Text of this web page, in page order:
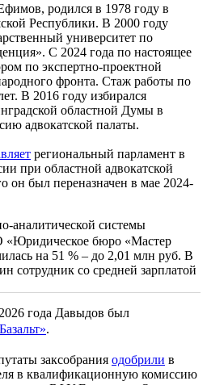
родился в 1978 году в
Республики. В 2000 году
университет по
С 2024 года по настоящее
по экспертно-проектной
фронта. Стаж работы по
В 2016 году избирался
областной Думы в
адвокатской палаты.
региональный парламент в
при областной адвокатской
он был переназначен в мае 2024-
аналитической системы
бюро «Мастер
на 51 % – до 2,01 млн руб. В
сотрудник со средней зарплатой
года Давыдов был
.
заксобрания одобрили в
в квалификационную комиссию